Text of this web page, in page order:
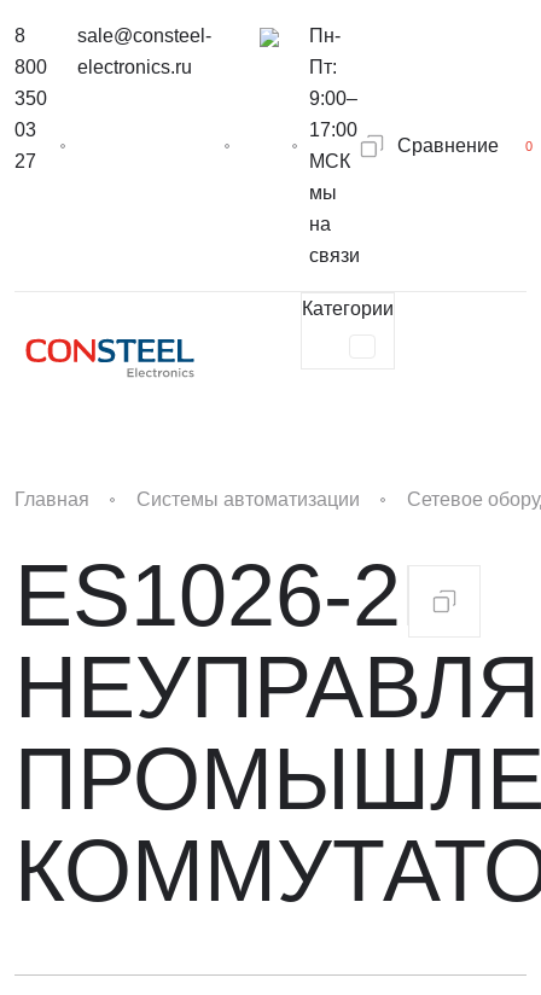
8
800
350
03
27
sale@consteel-
electronics.ru
Пн-
Пт:
9:00–
17:00
МСК
мы
на
связи
Сравнение 0
Категории
Главная Системы автоматизации Сетевое
ES1026-2F